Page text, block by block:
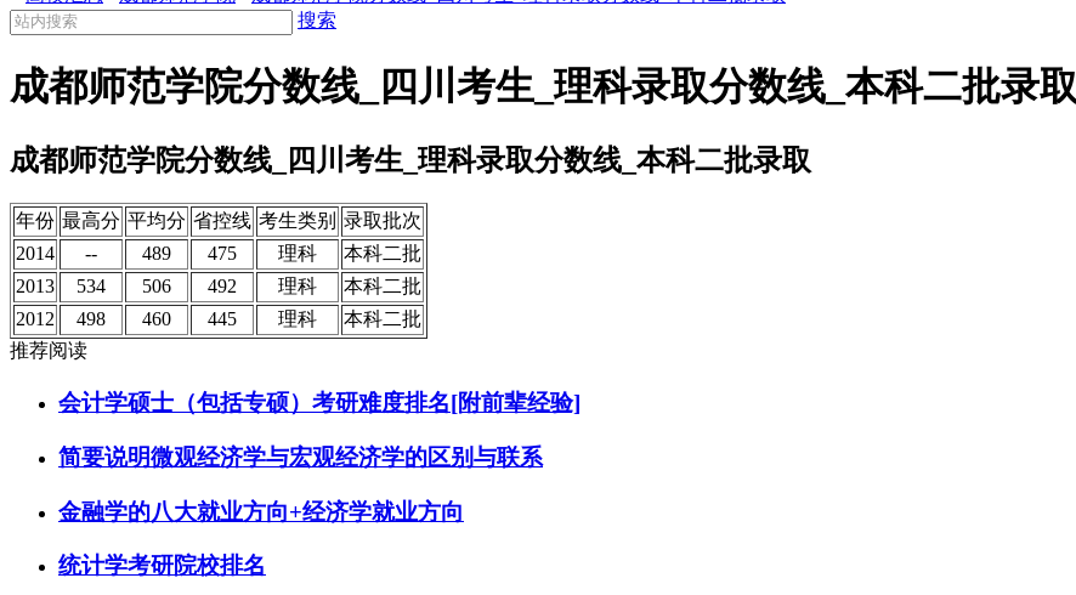
搜索
成都师范学院分数线_四川考生_理科录取分数线_本科二批录取
成都师范学院分数线_四川考生_理科录取分数线_本科二批录取
年份 最高分 平均分 省控线 考生类别 录取批次
2014
-- 489 475 理科
本科二批
2013
534 506 492 理科
本科二批
2012
498 460 445 理科
本科二批
推荐阅读
会计学硕士（包括专硕）考研难度排名[附前辈经验]
简要说明微观经济学与宏观经济学的区别与联系
金融学的八大就业方向+经济学就业方向
统计学考研院校排名